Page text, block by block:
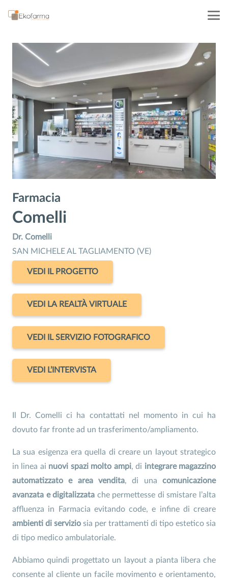
Farmacia
Comelli
Dr. Comelli
SAN MICHELE AL TAGLIAMENTO (VE)
VEDI IL PROGETTO
VEDI LA REALTÀ VIRTUALE
VEDI IL SERVIZIO FOTOGRAFICO
VEDI L’INTERVISTA
Il Dr. Comelli ci ha contattati nel momento in cui ha
dovuto far fronte ad un trasferimento/ampliamento.
La sua esigenza era quella di creare un layout strategico
in linea ai nuovi spazi molto ampi, di integrare magazzino
automatizzato e area vendita, di una comunicazione
avanzata e digitalizzata che permettesse di smistare l’alta
affluenza in Farmacia evitando code, e infine di creare
ambienti di servizio sia per trattamenti di tipo estetico sia
di tipo medico ambulatoriale.
Abbiamo quindi progettato un layout a pianta libera che
consente al cliente un facile movimento e orientamento,